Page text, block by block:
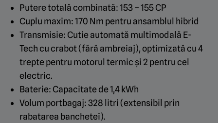
Putere totală combinată: 153 – 155 CP
Cuplu maxim: 170 Nm pentru ansamblul hibrid
Transmisie: Cutie automată multimodală E-
Tech cu crabot (fără ambreiaj), optimizată cu 4
trepte pentru motorul termic și 2 pentru cel
electric.
Baterie: Capacitate de 1,4 kWh
Volum portbagaj: 328 litri (extensibil prin
rabatarea banchetei).